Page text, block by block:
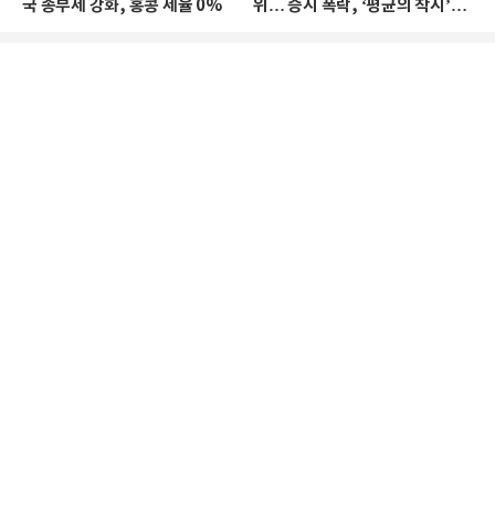
국 종부세 강화, 홍콩 세율 0%
위… 증시 폭락, ‘평균의 착시’와